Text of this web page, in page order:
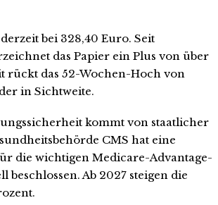
bei 328,40 Euro. Seit
das Papier ein Plus von über
rückt das 52-Wochen-Hoch von
in Sichtweite.
kommt von staatlicher
CMS hat eine
die wichtigen Medicare-Advantage-
beschlossen. Ab 2027 steigen die